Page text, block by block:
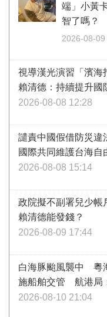
端」小黃
智了嗎？
2026-08-09
視導漢光演習「濱
賴清德：持續提升國
2026-08-08 12:28
譴責中國假借防災
國際共同維護台海自
2026-08-08 15:14
政院擬不副署兒少
賴清德能發錢？
2026-08-09 17:44
白海豚颱風襲中 粵
施船舶交管 航港局
2026-08-10 21:04